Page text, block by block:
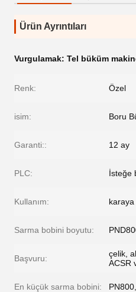
Ürün Ayrıntıları
Vurgulamak: Tel büküm
Renk: Özel
isim: Boru
Garanti:: 12 ay
PLC: İsteğe
Kullanım:
Sarma bobini boyutu:
Başvuru:
çelik,
ACSR
En küçük sarma bobini: